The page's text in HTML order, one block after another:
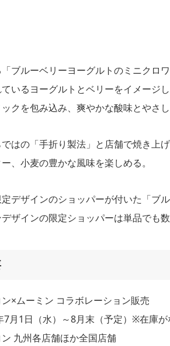
ブルーベリーヨーグルトのミニクロ
ているヨーグルトとベリーをイメージ
クを包み込み、爽やかな酸味とやさ
ではの「手折り製法」と店舗で焼き上
、小麦の豊かな風味を楽しめる。
デザインのショッパーが付いた「ブ
ザインの限定ショッパーは単品でも
×ムーミン コラボレーション販売
7月1日（水）～8月末（予定）※在庫
九州各店舗ほか全国店舗